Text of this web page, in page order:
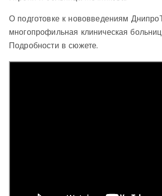
О подготовке к нововведениям
многопрофильная клиническая
Подробности в сюжете.